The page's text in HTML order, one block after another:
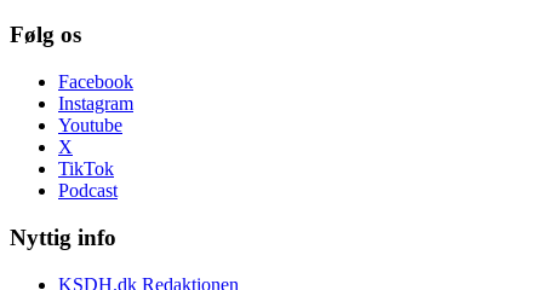
Følg os
Facebook
Instagram
Youtube
X
TikTok
Podcast
Nyttig info
KSDH.dk Redaktionen